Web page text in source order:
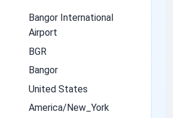
Bangor International
Airport
BGR
Bangor
United States
America/New_York